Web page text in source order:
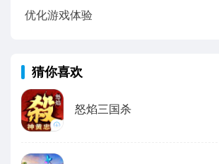
优化游戏体验
猜你喜欢
怒焰三国杀